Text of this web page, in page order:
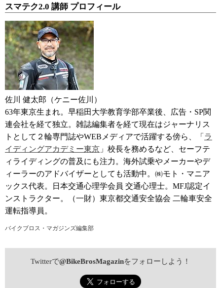
スマテク2.0 講師 プロフィール
佐川 健太郎（ケニー佐川）
63年東京生まれ。早稲田大学教育学部卒業後、広告・SP関
連会社を経て独立。雑誌編集者を経て現在はジャーナリス
トとして２輪専門誌やWEBメディアで活躍する傍ら、「 ラ
イディングアカデミー東京 」校長を務めるなど、セーフテ
ィライディングの普及にも注力。海外試乗やメーカーやデ
ィーラーのアドバイザーとしても活動中。㈱モト・マニア
ックス代表。日本交通心理学会員 交通心理士。MFJ認定イ
ンストラクター。（一財）東京都交通安全協会 二輪車安全
運転指導員。
バイクブロス・マガジンズ編集部
Twitterで@BikeBrosMagazinをフォローしよう！